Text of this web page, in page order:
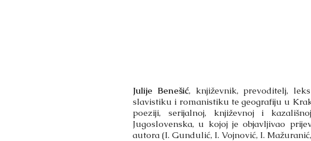
Julije Benešić, književnik, prevoditelj,
slavistiku i romanistiku te geografiju u
poeziji, serijalnoj, književnoj i
Jugoslovenska, u kojoj je objavljivao
autora (I. Gundulić, I. Vojnović, I.